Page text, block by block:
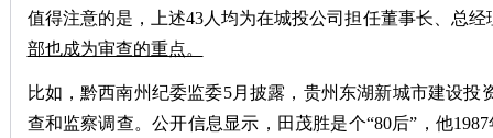
值得注意的是，上述43人均为在城投公司担任董事长、总
部也成为审查的重点。
比如，黔西南州纪委监委5月披露，贵州东湖新城市建设
查和监察调查。公开信息显示，田茂胜是个“80后”，他